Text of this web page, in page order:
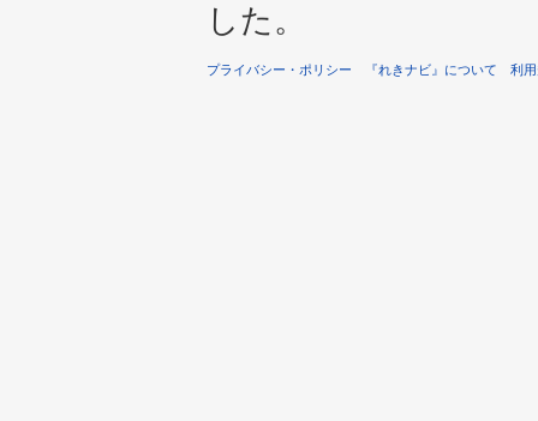
した。
プライバシー・ポリシー 『れきナビ』について 利